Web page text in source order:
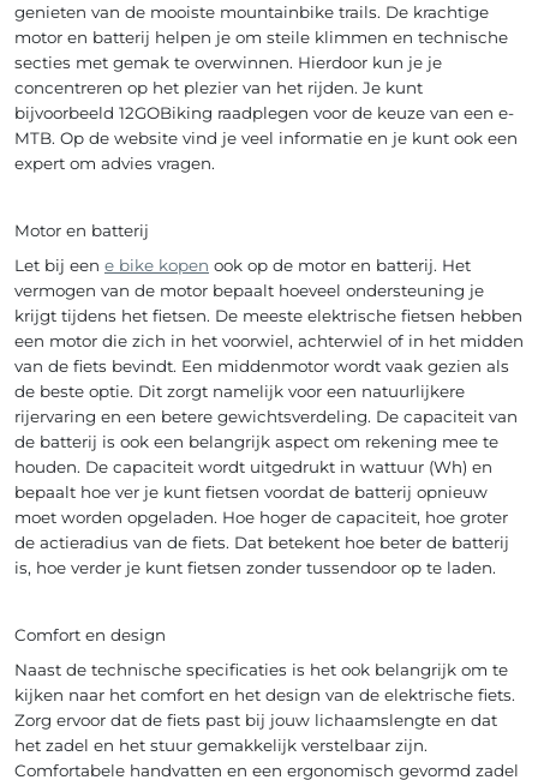
genieten van de mooiste mountainbike trails. De krachtige
motor en batterij helpen je om steile klimmen en technische
secties met gemak te overwinnen. Hierdoor kun je je
concentreren op het plezier van het rijden. Je kunt
bijvoorbeeld 12GOBiking raadplegen voor de keuze van een e-
MTB. Op de website vind je veel informatie en je kunt ook een
expert om advies vragen.
Motor en batterij
Let bij een e bike kopen ook op de motor en batterij. Het
vermogen van de motor bepaalt hoeveel ondersteuning je
krijgt tijdens het fietsen. De meeste elektrische fietsen hebben
een motor die zich in het voorwiel, achterwiel of in het midden
van de fiets bevindt. Een middenmotor wordt vaak gezien als
de beste optie. Dit zorgt namelijk voor een natuurlijkere
rijervaring en een betere gewichtsverdeling. De capaciteit van
de batterij is ook een belangrijk aspect om rekening mee te
houden. De capaciteit wordt uitgedrukt in wattuur (Wh) en
bepaalt hoe ver je kunt fietsen voordat de batterij opnieuw
moet worden opgeladen. Hoe hoger de capaciteit, hoe groter
de actieradius van de fiets. Dat betekent hoe beter de batterij
is, hoe verder je kunt fietsen zonder tussendoor op te laden.
Comfort en design
Naast de technische specificaties is het ook belangrijk om te
kijken naar het comfort en het design van de elektrische fiets.
Zorg ervoor dat de fiets past bij jouw lichaamslengte en dat
het zadel en het stuur gemakkelijk verstelbaar zijn.
Comfortabele handvatten en een ergonomisch gevormd zadel